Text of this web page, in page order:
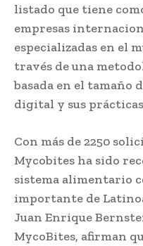
listado que tiene
empresas
especializadas en el
través de una
basada en el tamaño
digital y sus
Con más de 2250
Mycobites ha sido
sistema alimentario
importante de
Juan Enrique
MycoBites, afirman